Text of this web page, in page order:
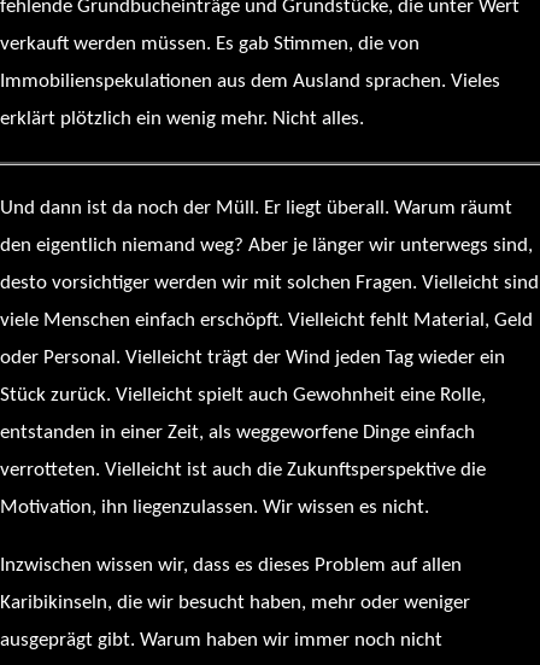
fehlende Grundbucheinträge und Grundstücke, die unter Wert
verkauft werden müssen. Es gab Stimmen, die von
Immobilienspekulationen aus dem Ausland sprachen. Vieles
erklärt plötzlich ein wenig mehr. Nicht alles.
Und dann ist da noch der Müll. Er liegt überall. Warum räumt
den eigentlich niemand weg? Aber je länger wir unterwegs sind,
desto vorsichtiger werden wir mit solchen Fragen. Vielleicht sind
viele Menschen einfach erschöpft. Vielleicht fehlt Material, Geld
oder Personal. Vielleicht trägt der Wind jeden Tag wieder ein
Stück zurück. Vielleicht spielt auch Gewohnheit eine Rolle,
entstanden in einer Zeit, als weggeworfene Dinge einfach
verrotteten. Vielleicht ist auch die Zukunftsperspektive die
Motivation, ihn liegenzulassen. Wir wissen es nicht.
Inzwischen wissen wir, dass es dieses Problem auf allen
Karibikinseln, die wir besucht haben, mehr oder weniger
ausgeprägt gibt. Warum haben wir immer noch nicht